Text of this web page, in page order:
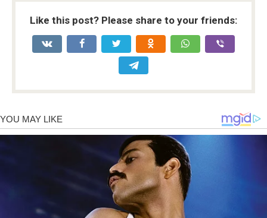
Like this post? Please share to your friends: